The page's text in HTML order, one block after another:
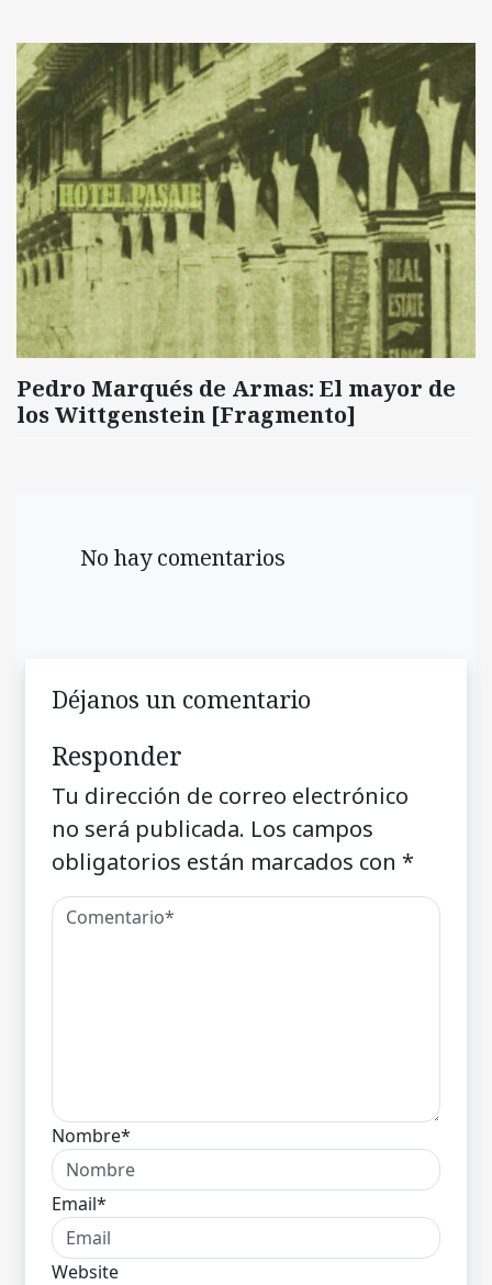
Pedro Marqués de Armas: El mayor de
los Wittgenstein [Fragmento]
No hay comentarios
Déjanos un comentario
Responder
Tu dirección de correo electrónico
no será publicada. Los campos
obligatorios están marcados con *
Nombre*
Email*
Website